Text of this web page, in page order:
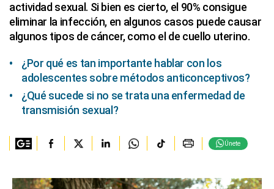
actividad sexual. Si bien es cierto, el 90% consigue
eliminar la infección, en algunos casos puede causar
algunos tipos de cáncer, como el de cuello uterino.
¿Por qué es tan importante hablar con los
adolescentes sobre métodos anticonceptivos?
¿Qué sucede si no se trata una enfermedad de
transmisión sexual?
Únete